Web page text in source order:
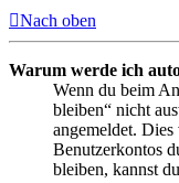
Nach oben
Warum werde ich
Wenn du beim
bleiben“ nicht
angemeldet.
Benutzerkontos
bleiben, kannst